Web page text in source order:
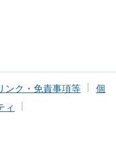
ンク・免責事項等
個
ィ